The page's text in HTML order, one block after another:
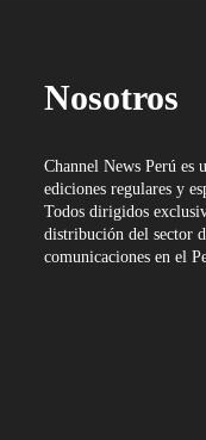
Nosotros
Channel News Perú es
ediciones regulares y
Todos dirigidos
distribución del sector
comunicaciones en el